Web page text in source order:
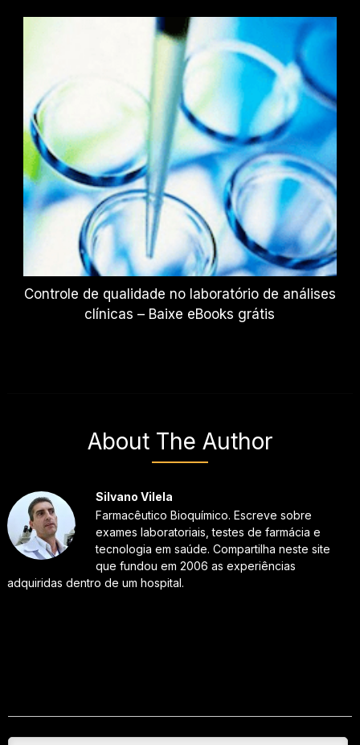
Controle de qualidade no laboratório de análises
clínicas – Baixe eBooks grátis
About The Author
Silvano Vilela
Farmacêutico Bioquímico. Escreve sobre
exames laboratoriais, testes de farmácia e
tecnologia em saúde. Compartilha neste site
que fundou em 2006 as experiências
adquiridas dentro de um hospital.